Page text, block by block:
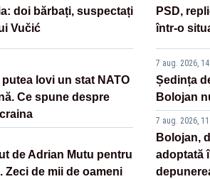
doi bărbați, suspectați
Vučić
lovi un stat NATO
Ce spune despre
de Adrian Mutu pentru
Zeci de mii de oameni
PSD,
într-o
7 aug. 2026,
Ședința
Bolojan
7 aug. 2026,
Bolojan,
adoptată